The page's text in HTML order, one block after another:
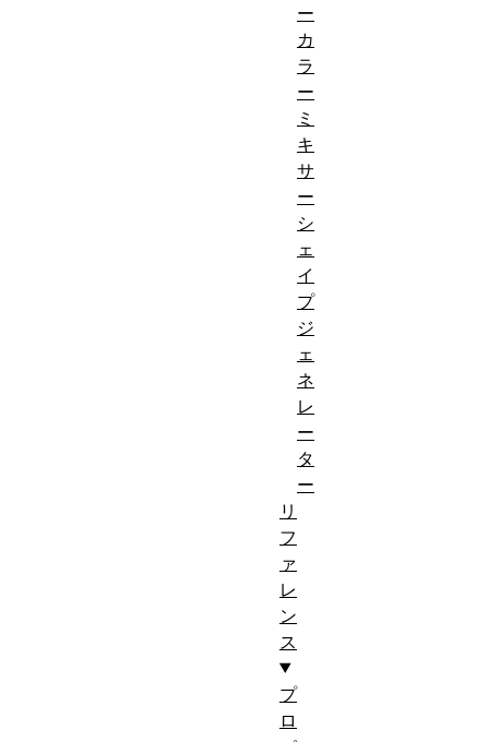
ー
カ
ラ
ー
ミ
キ
サ
ー
シ
ェ
イ
プ
ジ
ェ
ネ
レ
ー
タ
ー
リ
フ
ァ
レ
ン
ス
プ
ロ